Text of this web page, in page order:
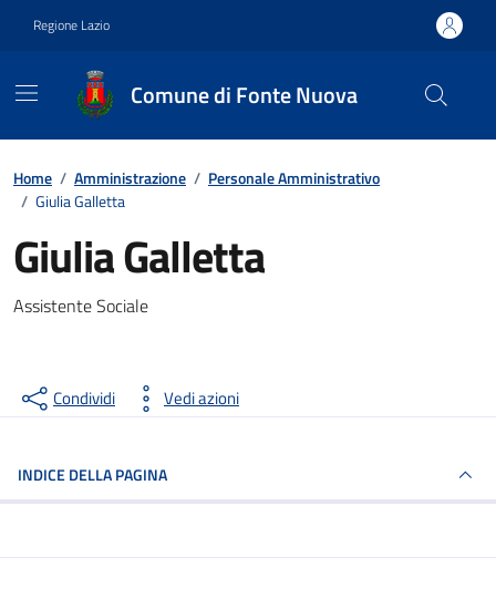
Regione Lazio
Comune di Fonte Nuova
Contenuti in evidenza
Home / Amministrazione / Personale Amministrativo
/ Giulia Galletta
Giulia Galletta
Assistente Sociale
Condividi Vedi azioni
INDICE DELLA PAGINA